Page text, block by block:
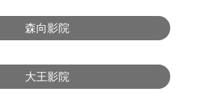
森向影院
大王影院